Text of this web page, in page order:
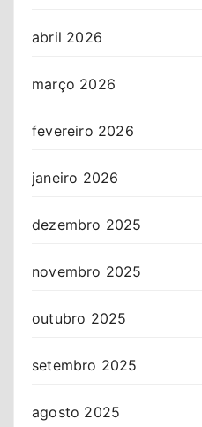
abril 2026
março 2026
fevereiro 2026
janeiro 2026
dezembro 2025
novembro 2025
outubro 2025
setembro 2025
agosto 2025